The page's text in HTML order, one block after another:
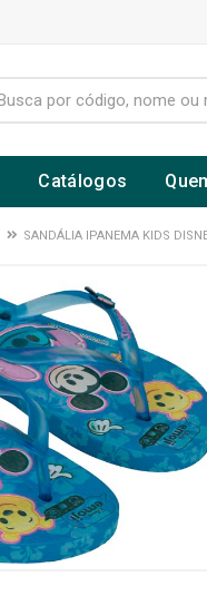
Catálogos
SANDÁLIA IPANEMA KIDS